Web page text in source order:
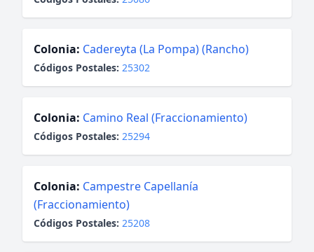
Colonia: Cadereyta (La Pompa) (Rancho)
Códigos Postales: 25302
Colonia: Camino Real (Fraccionamiento)
Códigos Postales: 25294
Colonia: Campestre Capellanía
(Fraccionamiento)
Códigos Postales: 25208